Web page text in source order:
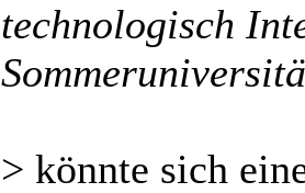
technologisch
> könnte sich